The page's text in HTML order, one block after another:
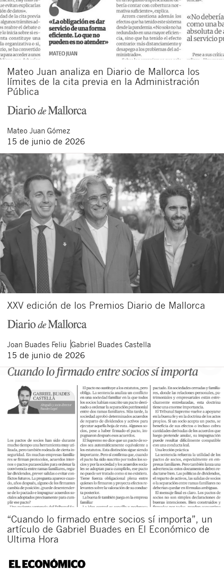
Mateo Juan analiza en Diario de Mallorca los
límites de la cita previa en la Administración
Pública
Mateo Juan Gómez
15 de junio de 2026
XXV edición de los Premios Diario de Mallorca
Joan Buades Feliu Gabriel Buades Castella
15 de junio de 2026
“Cuando lo firmado entre socios sí importa”, un
artículo de Gabriel Buades en El Económico de
Ultima Hora